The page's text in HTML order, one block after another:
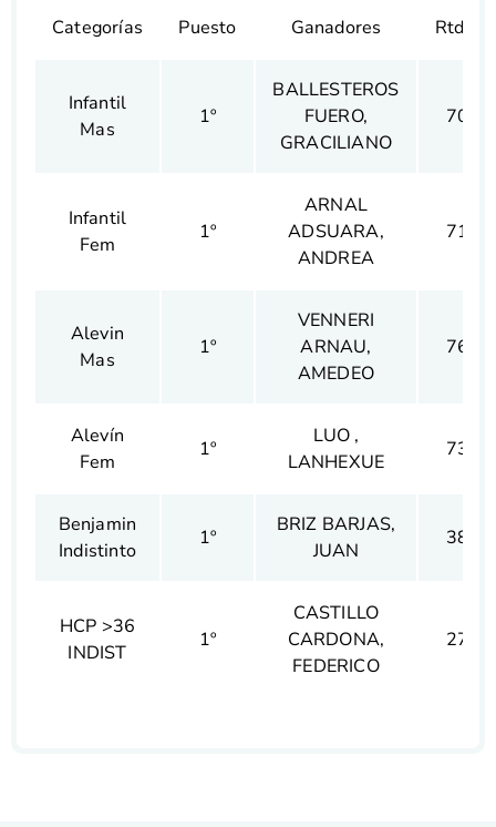
Categorías Puesto Ganadores Rtdo.
Infantil
Mas
1º
BALLESTEROS
FUERO,
GRACILIANO
70
Infantil
Fem
1º
ARNAL
ADSUARA,
ANDREA
71
Alevin
Mas
1º
VENNERI
ARNAU,
AMEDEO
76
Alevín
Fem
1º
LUO ,
LANHEXUE
73
Benjamin
Indistinto
1º
BRIZ BARJAS,
JUAN
38
HCP >36
INDIST
1º
CASTILLO
CARDONA,
FEDERICO
27